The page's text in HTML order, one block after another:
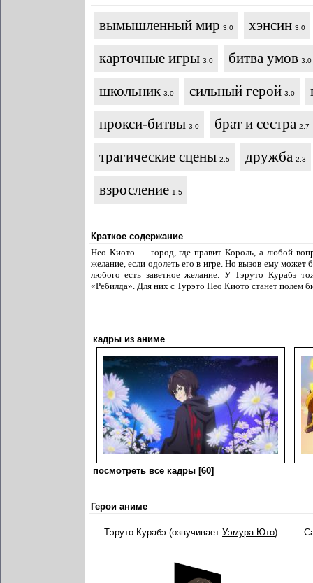
вымышленный мир 3.0 хэнсин 3.0
карточные игры 3.0 битва умов 3.0
школьник 3.0 сильный герой 3.0
прокси-битвы 3.0 брат и сестра 2.7
трагические сцены 2.5 дружба 2.3
взросление 1.5
Краткое содержание
Нео Киото — город, где правит Король, а любой
желание, если одолеть его в игре. Но вызов ему
любого есть заветное желание. У Тэруто Курабэ
«Ребилда». Для них с Турэто Нео Киото станет полем
кадры из аниме
посмотреть все кадры [60]
Герои аниме
Тэруто Курабэ (озвучивает Уэмура Юто)